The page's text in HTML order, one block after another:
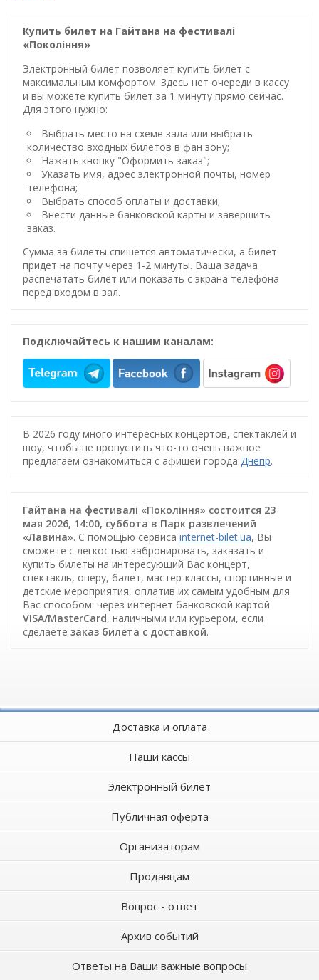
Купить билет на Гайтана на фестивалі
«Покоління»
Электронный билет позволяет купить билет с
максимальным комфортом. Здесь нет очереди в кассу
и вы можете купить билет за 1 минуту прямо сейчас.
Для этого нужно:
Выбрать место на схеме зала или выбрать
количество входных билетов в фан зону;
Нажать кнопку "Оформить заказ";
Указать имя, адрес электронной почты, номер
телефона;
Выбрать способ оплаты и доставки;
Внести данные банковской карты и завершить
заказ.
Сумма за билеты спишется автоматически, а билет
придет на почту через 1-2 минуты. Ваша задача
распечатать билет или показать с экрана телефона
перед входом в зал.
Подключайтесь к нашим каналам:
В 2026 году много интересных концертов, спектаклей и
шоу, чтобы не пропустить что-то очень важное
предлагаем ознакомиться с афишей города Днепр.
Гайтана на фестивалі «Покоління» состоится 23
мая 2026, 14:00, суббота в Парк развлечений
«Лавина». С помощью сервиса internet-bilet.ua, Вы
сможете с легкостью забронировать, заказать и
купить билеты на интересующий Вас концерт,
спектакль, оперу, балет, мастер-классы, спортивные и
детские мероприятия, оплатив их самым удобным для
Вас способом: через интернет банковской картой
VISA/MasterCard, наличными или курьером, если
сделаете заказ билета c доставкой.
Доставка и оплата
Наши кассы
Электронный билет
Публичная оферта
Организаторам
Продавцам
Вопрос - ответ
Архив событий
Ответы на Ваши важные вопросы